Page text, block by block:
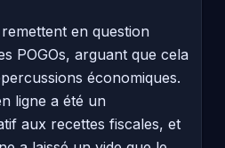
en question
POGOs, arguant que cela
économiques.
ligne a été un
aux recettes fiscales, et